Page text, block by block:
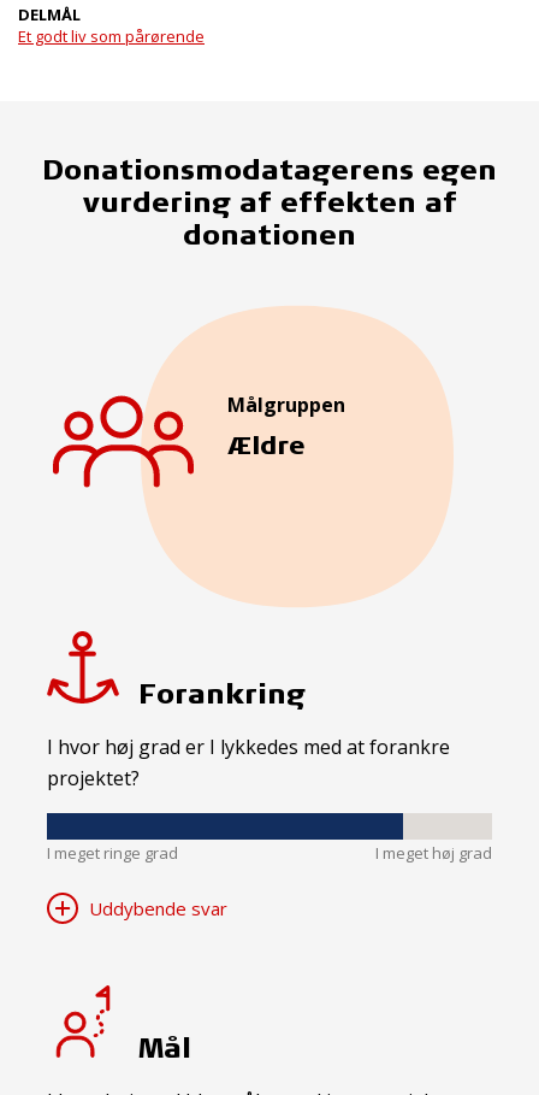
DELMÅL
Et godt liv som pårørende
Donationsmodatagerens egen
vurdering af effekten af
donationen
Målgruppen
Ældre
Forankring
I hvor høj grad er I lykkedes med at forankre
projektet?
I meget ringe grad I meget høj grad
Uddybende svar
Mål